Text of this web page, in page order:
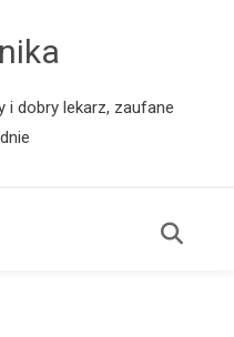
i dobry lekarz, zaufane